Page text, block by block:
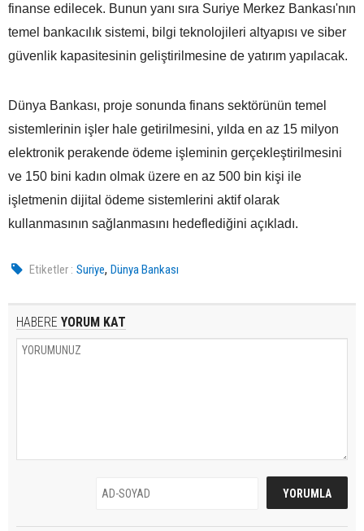
finanse edilecek. Bunun yanı sıra Suriye Merkez Bankası'nın
temel bankacılık sistemi, bilgi teknolojileri altyapısı ve siber
güvenlik kapasitesinin geliştirilmesine de yatırım yapılacak.
Dünya Bankası, proje sonunda finans sektörünün temel
sistemlerinin işler hale getirilmesini, yılda en az 15 milyon
elektronik perakende ödeme işleminin gerçekleştirilmesini
ve 150 bini kadın olmak üzere en az 500 bin kişi ile
işletmenin dijital ödeme sistemlerini aktif olarak
kullanmasının sağlanmasını hedeflediğini açıkladı.
Etiketler : Suriye,Dünya Bankası
HABERE YORUM KAT